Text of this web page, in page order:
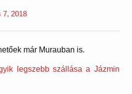
7, 2018
már Murauban is.
legszebb szállása a Jázmin